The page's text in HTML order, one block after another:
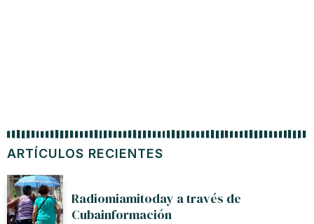
ARTÍCULOS RECIENTES
Radiomiamitoday a través de
Cubainformación